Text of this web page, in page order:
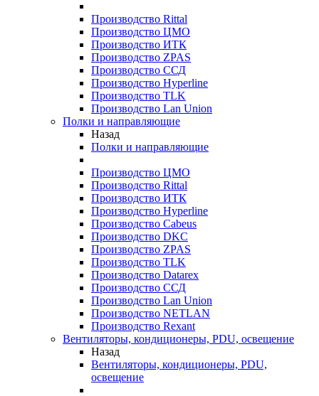
Производство Rittal
Производство ЦМО
Производство ИТК
Производство ZPAS
Производство ССД
Производство Hyperline
Производство TLK
Производство Lan Union
Полки и направляющие
Назад
Полки и направляющие
Производство ЦМО
Производство Rittal
Производство ИТК
Производство Hyperline
Производство Cabeus
Производство DKC
Производство ZPAS
Производство TLK
Производство Datarex
Производство ССД
Производство Lan Union
Производство NETLAN
Производство Rexant
Вентиляторы, кондиционеры, PDU, освещение
Назад
Вентиляторы, кондиционеры, PDU,
освещение